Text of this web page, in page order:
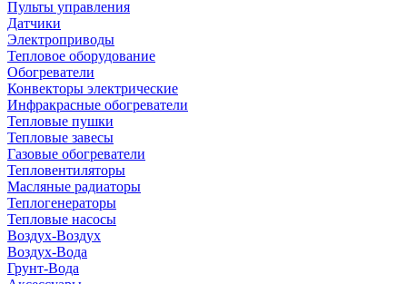
Пульты управления
Датчики
Электроприводы
Тепловое оборудование
Обогреватели
Конвекторы электрические
Инфракрасные обогреватели
Тепловые пушки
Тепловые завесы
Газовые обогреватели
Тепловентиляторы
Масляные радиаторы
Теплогенераторы
Тепловые насосы
Воздух-Воздух
Воздух-Вода
Грунт-Вода